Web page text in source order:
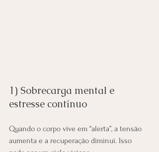
1) Sobrecarga mental e
estresse contínuo
Quando o corpo vive em “alerta”, a tensão
aumenta e a recuperação diminui. Isso